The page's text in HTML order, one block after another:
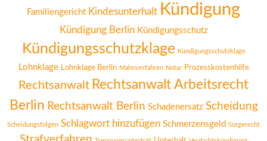
Familiengericht Kindesunterhalt Kündigung
Kündigung Berlin Kündigungsschutz
Kündigungsschutzklage Kündigungsschutzklage
Lohnklage Lohnklage Berlin Mahnverfahren Notar Prozesskostenhilfe
Rechtsanwalt Rechtsanwalt Arbeitsrecht
Berlin Rechtsanwalt Berlin Schadenersatz Scheidung
Scheidungsfolgen Schlagwort hinzufügen Schmerzensgeld Sorgerecht